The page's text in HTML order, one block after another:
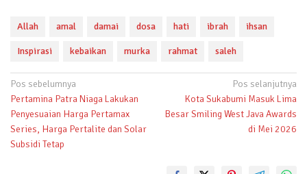
Allah amal damai dosa hati ibrah ihsan
Inspirasi kebaikan murka rahmat saleh
Navigasi
pos
Pos sebelumnya
Pertamina Patra Niaga Lakukan
Penyesuaian Harga Pertamax
Series, Harga Pertalite dan Solar
Subsidi Tetap
Pos selanjutnya
Kota Sukabumi Masuk Lima
Besar Smiling West Java Awards
di Mei 2026